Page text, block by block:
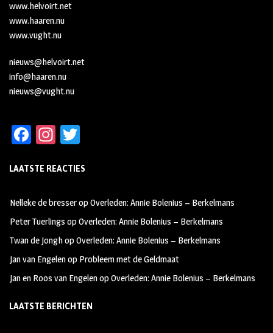
www.helvoirt.net
www.haaren.nu
www.vught.nu
nieuws@helvoirt.net
info@haaren.nu
nieuws@vught.nu
Fa
b
oo
k
In
ag
m
tt
LAATSTE REACTIES
Nelleke de bresseropOverleden: Annie Bolenius – Berkelmans
Peter Tuerlings opOverleden: Annie Bolenius – Berkelmans
Twan de JonghopOverleden: Annie Bolenius – Berkelmans
Jan van Engelenop Probleem met de Geldmaat
Jan en Roos van EngelenopOverleden: Annie Bolenius – Berkelmans
LAATSTE BERICHTEN